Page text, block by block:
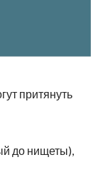
притянуть
до нищеты),